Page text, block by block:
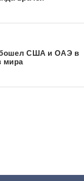
США и ОАЭ в
мира